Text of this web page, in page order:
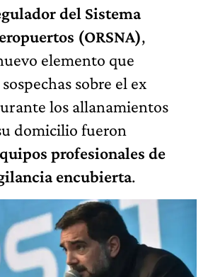
del Sistema
(ORSNA),
elemento que
sobre el ex
los allanamientos
domicilio fueron
profesionales de
encubierta.